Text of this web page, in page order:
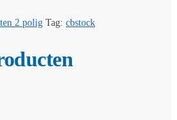
2 polig Tag: cbstock